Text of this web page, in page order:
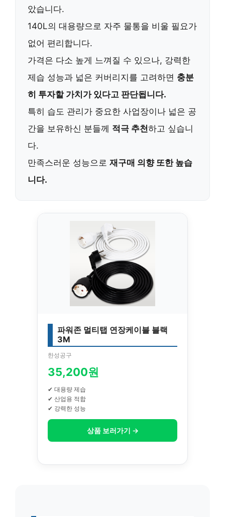
았습니다.
140L의 대용량으로 자주 물통을 비울 필요가
없어 편리합니다.
가격은 다소 높게 느껴질 수 있으나, 강력한
제습 성능과 넓은 커버리지를 고려하면 충분
히 투자할 가치가 있다고 판단됩니다.
특히 습도 관리가 중요한 사업장이나 넓은 공
간을 보유하신 분들께 적극 추천하고 싶습니
다.
만족스러운 성능으로 재구매 의향 또한 높습
니다.
파워존 멀티탭 연장케이블 블랙
3M
한성공구
35,200원
✔ 대용량 제습
✔ 산업용 적합
✔ 강력한 성능
상품 보러가기 →